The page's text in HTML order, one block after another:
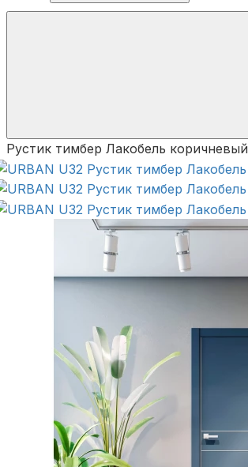
Рустик тимбер Лакобель коричневый